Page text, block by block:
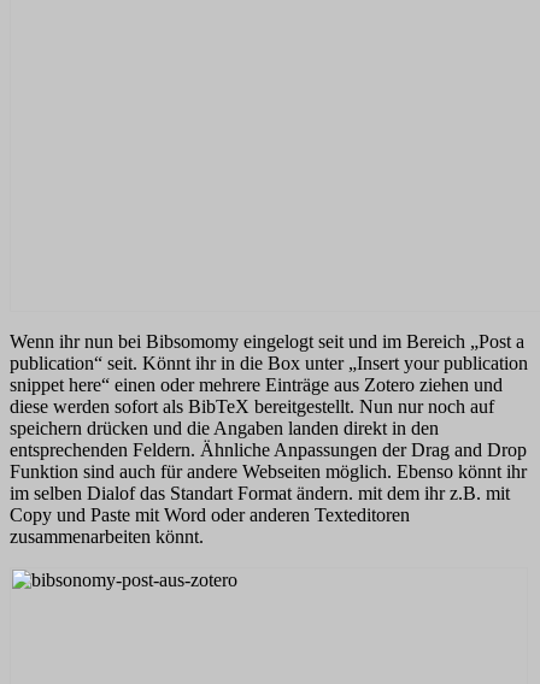
Wenn ihr nun bei Bibsomomy eingelogt seit und im Bereich „Post a
publication“ seit. Könnt ihr in die Box unter „Insert your publication
snippet here“ einen oder mehrere Einträge aus Zotero ziehen und
diese werden sofort als BibTeX bereitgestellt. Nun nur noch auf
speichern drücken und die Angaben landen direkt in den
entsprechenden Feldern. Ähnliche Anpassungen der Drag and Drop
Funktion sind auch für andere Webseiten möglich. Ebenso könnt ihr
im selben Dialof das Standart Format ändern. mit dem ihr z.B. mit
Copy und Paste mit Word oder anderen Texteditoren
zusammenarbeiten könnt.